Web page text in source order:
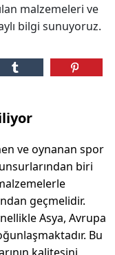
malzemeleri ve
bilgi sunuyoruz.
ve oynanan spor
biri
geçmelidir.
Asya, Avrupa
Bu